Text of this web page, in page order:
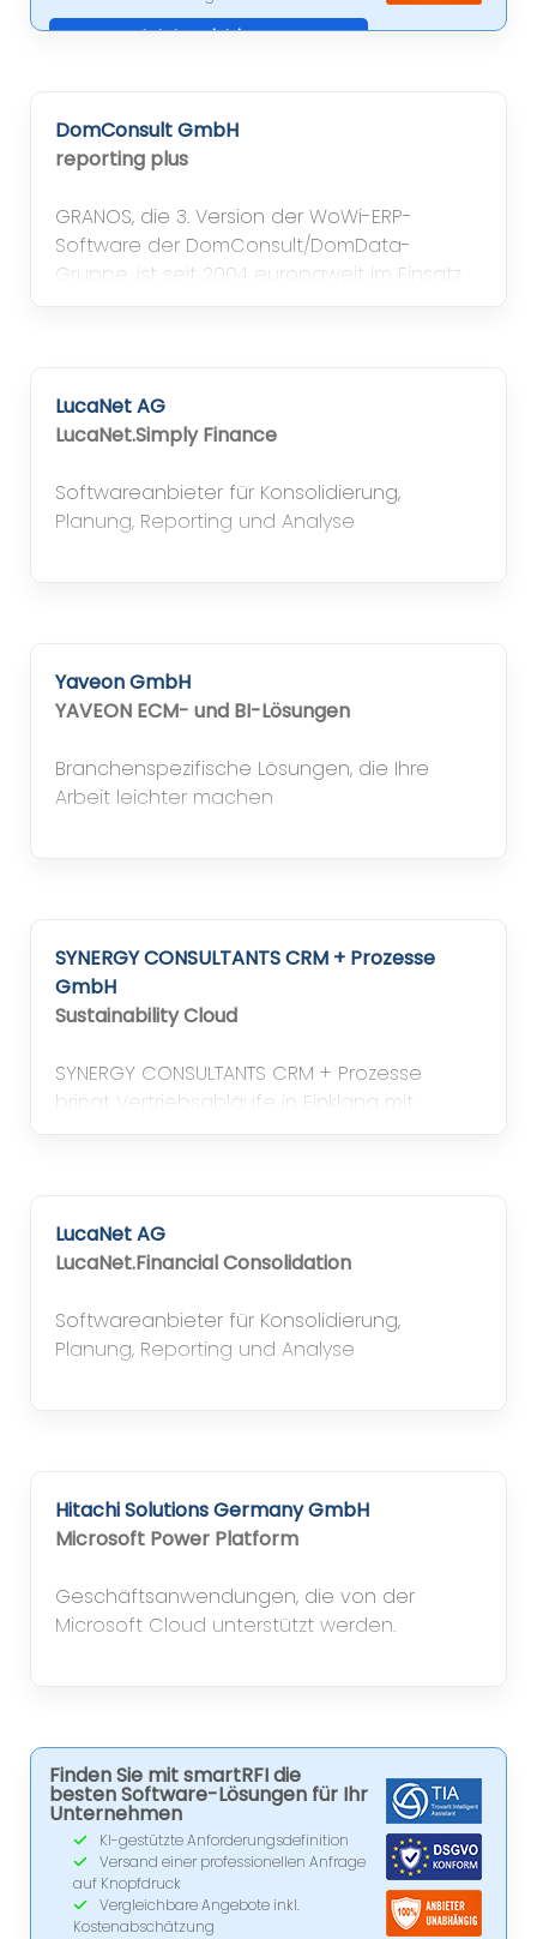
Jetzt registrieren
DomConsult GmbH
reporting plus
GRANOS, die 3. Version der WoWi-ERP-
Software der DomConsult/DomData-
Gruppe, ist seit 2004 europaweit im Einsatz.
LucaNet AG
LucaNet.Simply Finance
Softwareanbieter für Konsolidierung,
Planung, Reporting und Analyse
Yaveon GmbH
YAVEON ECM- und BI-Lösungen
Branchenspezifische Lösungen, die Ihre
Arbeit leichter machen
SYNERGY CONSULTANTS CRM + Prozesse
GmbH
Sustainability Cloud
SYNERGY CONSULTANTS CRM + Prozesse
bringt Vertriebsabläufe in Einklang mit
LucaNet AG
LucaNet.Financial Consolidation
Softwareanbieter für Konsolidierung,
Planung, Reporting und Analyse
Hitachi Solutions Germany GmbH
Microsoft Power Platform
Geschäftsanwendungen, die von der
Microsoft Cloud unterstützt werden.
Finden Sie mit smartRFI die
besten Software-Lösungen für Ihr
Unternehmen
KI-gestützte Anforderungsdefinition
Versand einer professionellen Anfrage
auf Knopfdruck
Vergleichbare Angebote inkl.
Kostenabschätzung